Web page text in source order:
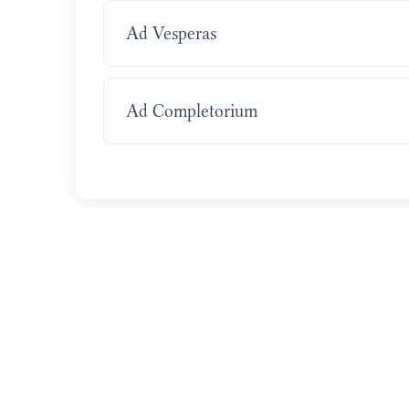
Ad Vesperas
Ad Completorium